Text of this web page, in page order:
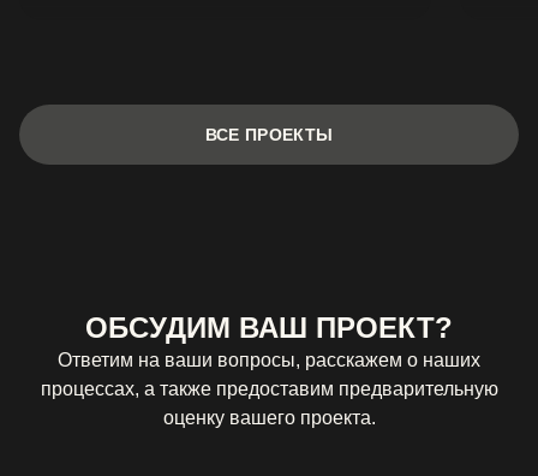
ВСЕ ПРОЕКТЫ
ОБСУДИМ ВАШ ПРОЕКТ?
Ответим на ваши вопросы, расскажем о наших
процессах, а также предоставим предварительную
оценку вашего проекта.